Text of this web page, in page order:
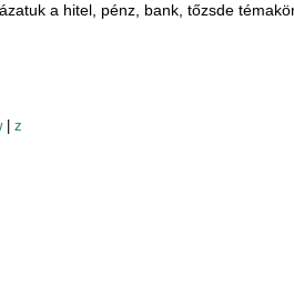
a hitel, pénz, bank, tőzsde
|z